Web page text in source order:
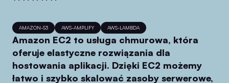
AMAZON-S3 AWS-AMPLIFY AWS-LAMBDA
Amazon EC2 to usługa chmurowa, która
oferuje elastyczne rozwiązania dla
hostowania aplikacji. Dzięki EC2 możemy
łatwo i szybko skalować zasoby serwerowe,